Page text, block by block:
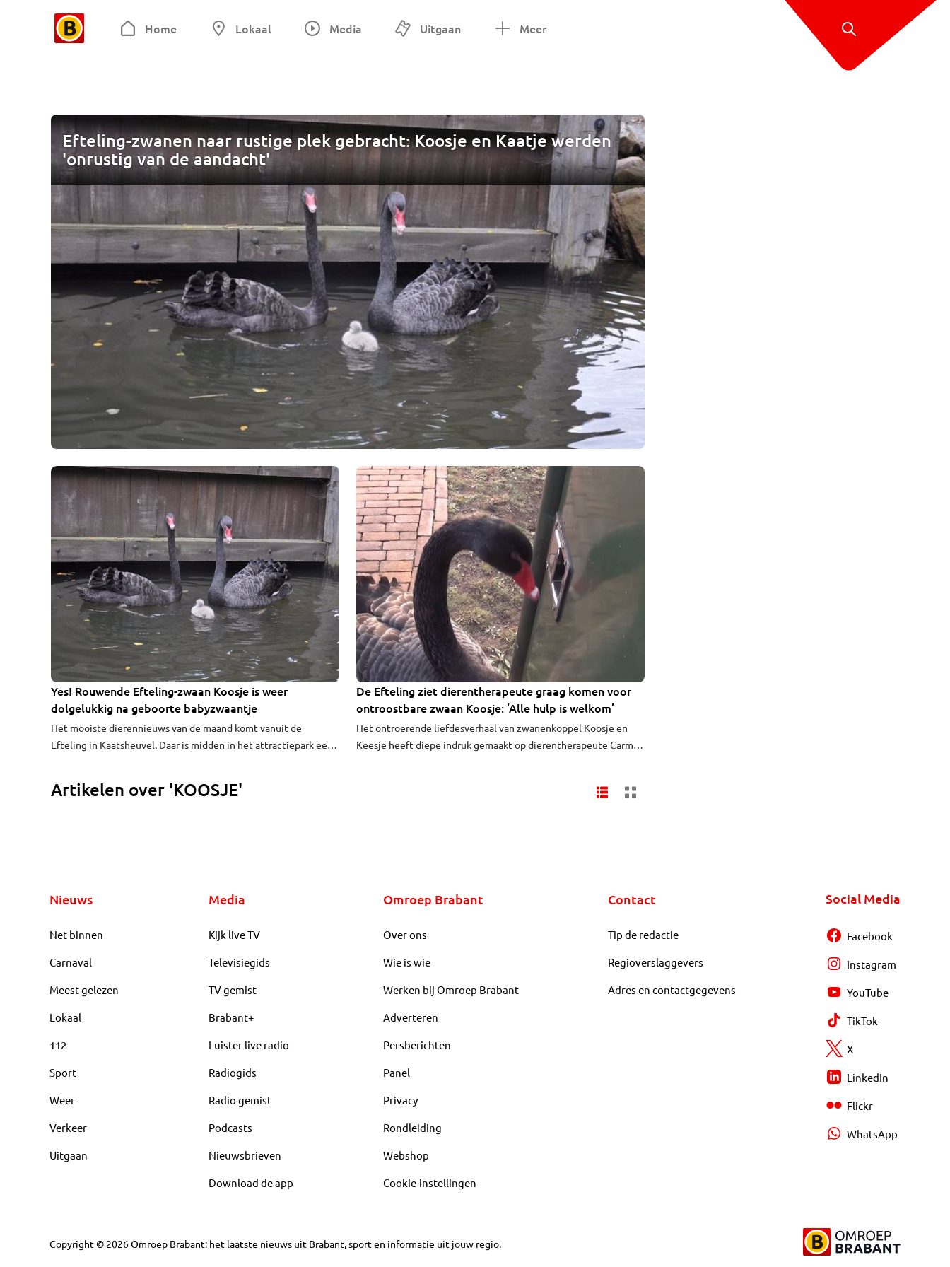
Home Lokaal Media Uitgaan Meer
Efteling-zwanen naar rustige plek gebracht: Koosje en Kaatje werden
'onrustig van de aandacht'
Yes! Rouwende Efteling-zwaan Koosje is weer
dolgelukkig na geboorte babyzwaantje
Het mooiste dierennieuws van de maand komt vanuit de
Efteling in Kaatsheuvel. Daar is midden in het attractiepark een
park waggelde na het plotse verlies van de liefde van zijn leven.
De Efteling ziet dierentherapeute graag komen voor
ontroostbare zwaan Koosje: ‘Alle hulp is welkom’
Het ontroerende liefdesverhaal van zwanenkoppel Koosje en
Keesje heeft diepe indruk gemaakt op dierentherapeute Carmen
diensten aan om Koosje er weer bovenop te krijgen. “Ik wil best
Artikelen over 'KOOSJE'
Nieuws
Net binnen
Carnaval
Meest gelezen
Lokaal
112
Sport
Weer
Verkeer
Uitgaan
Media
Kijk live TV
Televisiegids
TV gemist
Brabant+
Luister live radio
Radiogids
Radio gemist
Podcasts
Nieuwsbrieven
Download de app
Omroep Brabant
Over ons
Wie is wie
Werken bij Omroep Brabant
Adverteren
Persberichten
Panel
Privacy
Rondleiding
Webshop
Cookie-instellingen
Contact
Tip de redactie
Regioverslaggevers
Adres en contactgegevens
Social Media
Facebook
Instagram
YouTube
TikTok
X
LinkedIn
Flickr
WhatsApp
Copyright © 2026Omroep Brabant: het laatste nieuws uit Brabant, sport en informatie uit jouw regio.